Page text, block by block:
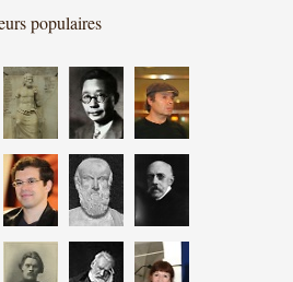
populaires